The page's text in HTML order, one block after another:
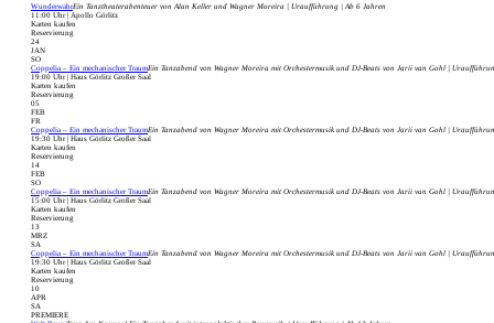
WunderwahrEin Tanztheaterabenteuer von Alan Keller und Wagner Moreira | Uraufführung | Ab 6 Jahren
11:00 Uhr | Apollo Görlitz
Karten kaufen
Reservierung
24
JAN
SO
Coppelia – Ein mechanischer TraumEin Tanzabend von Wagner Moreira mit Orchestermusik und DJ-Beats von Jarii van Gohl |
19:00 Uhr | Haus Görlitz Großer Saal
Karten kaufen
Reservierung
05
FEB
FR
Coppelia – Ein mechanischer TraumEin Tanzabend von Wagner Moreira mit Orchestermusik und DJ-Beats von Jarii van Gohl |
19:30 Uhr | Haus Görlitz Großer Saal
Karten kaufen
Reservierung
14
FEB
SO
Coppelia – Ein mechanischer TraumEin Tanzabend von Wagner Moreira mit Orchestermusik und DJ-Beats von Jarii van Gohl |
15:00 Uhr | Haus Görlitz Großer Saal
Karten kaufen
Reservierung
13
MRZ
SA
Coppelia – Ein mechanischer TraumEin Tanzabend von Wagner Moreira mit Orchestermusik und DJ-Beats von Jarii van Gohl |
19:30 Uhr | Haus Görlitz Großer Saal
Karten kaufen
Reservierung
10
APR
SA
PREMIERE